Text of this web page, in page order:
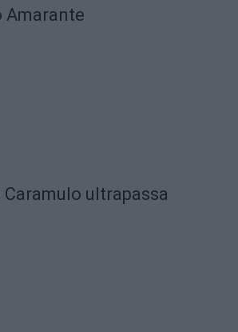
Amarante
ultrapassa